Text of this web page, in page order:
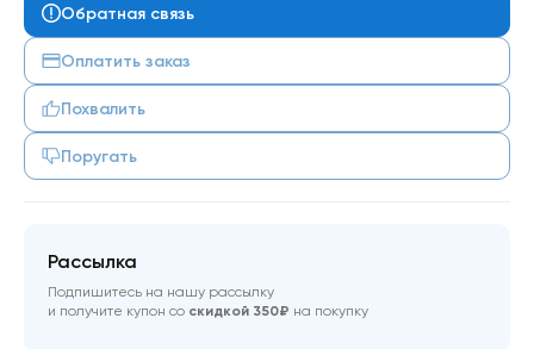
Обратная связь
Оплатить заказ
Похвалить
Поругать
Рассылка
Подпишитесь на нашу рассылку
и получите купон со скидкой 350₽ на покупку